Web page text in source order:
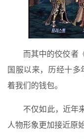
而其中的佼佼者
国服以来，历经十多
着我们的钱包。
不仅如此，近年
人物形象更加接近原